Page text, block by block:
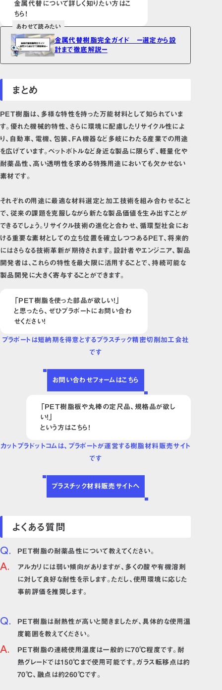
金属代替について詳しく知りたい方はこ
ちら！
あわせて読みたい
金属代替樹脂完全ガイド ー選定から設
計まで徹底解説ー
まとめ
PET樹脂は、多様な特性を持った万能材料として知られていま
す。優れた機械的特性、さらに環境に配慮したリサイクル性によ
り、自動車、電機、包装、FA機器など多岐にわたる産業での用途
を広げています。ペットボトルなど身近な製品に限らず、軽量化や
耐薬品性、高い透明性を求める特殊用途においても欠かせない
素材です。
それぞれの用途に最適な材料選定と加工技術を組み合わせること
で、従来の課題を克服しながら新たな製品価値を生み出すことが
できるでしょう。リサイクル技術の進化と合わせ、循環型社会にお
ける重要な素材としての立ち位置を確立しつつあるPET、将来的
にはさらなる技術革新が期待されます。設計者やエンジニア、製品
開発者は、これらの特性を最大限に活用することで、持続可能な
製品開発に大きく寄与することができます。
「PET樹脂を使った部品が欲しい！」
と思ったら、ぜひプラポートにお問い合わ
せください！
プラポートは短納期を得意とするプラスチック精密切削加工会社
です
お問い合わせフォームはこちら
「PET樹脂板や丸棒の定尺品、規格品が欲し
い！」
という方はこちら！
カットプラドットコムは、プラポートが運営する樹脂材料販売サイト
です
プラスチック材料販売サイトへ
よくある質問
PET樹脂の耐薬品性について教えてください。
アルカリには弱い傾向がありますが、多くの酸や有機溶剤
に対して良好な耐性を示します。ただし、使用環境に応じた
事前評価を推奨します。
PET樹脂は耐熱性が高いと聞きましたが、具体的な使用温
度範囲を教えてください。
PET樹脂の連続使用温度は一般的に70℃程度です。耐
熱グレードでは150℃まで使用可能です。ガラス転移点は約
70℃、融点は約260℃です。